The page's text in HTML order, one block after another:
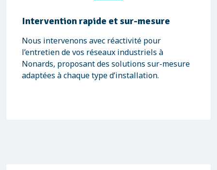
Intervention rapide et sur-mesure
Nous intervenons avec réactivité pour
l’entretien de vos réseaux industriels à
Nonards, proposant des solutions sur-mesure
adaptées à chaque type d’installation.